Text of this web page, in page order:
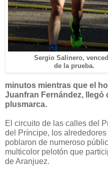
Sergio Salinero,
de la prueba.
minutos mientras que el
Juanfran Fernández, llegó
plusmarca.
El circuito de las calles del
del Príncipe, los
poblaron de numeroso
multicolor pelotón que
de Aranjuez.